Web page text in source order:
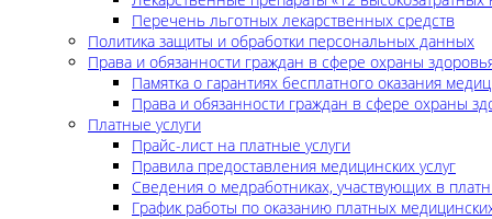
Перечень льготных лекарственных средств
Политика защиты и обработки персональных данных
Права и обязанности граждан в сфере охраны
Памятка о гарантиях бесплатного оказания
Права и обязанности граждан в сфере охраны
Платные услуги
Прайс-лист на платные услуги
Правила предоставления медицинских услуг
Сведения о медработниках, участвующих в
График работы по оказанию платных